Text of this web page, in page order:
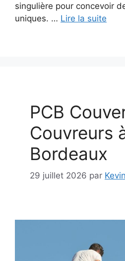
singulière pour concevoir
uniques. … Lire la suite
PCB
Couvreurs
Bordeaux
29 juillet 2026 par